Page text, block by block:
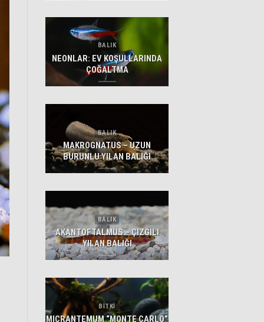
BALIK
NEONLAR: EV KOŞULLARINDA
ÇOĞALTMA
BALIK
MAKROGNATUS – UZUN
BURUNLU YILAN BALIĞI
BALIK
AKANTOFTALMUS – ÇIZGILI
YILAN BALIĞI
BİTKİ
MICRANTEMUM “MONTE CARLO”